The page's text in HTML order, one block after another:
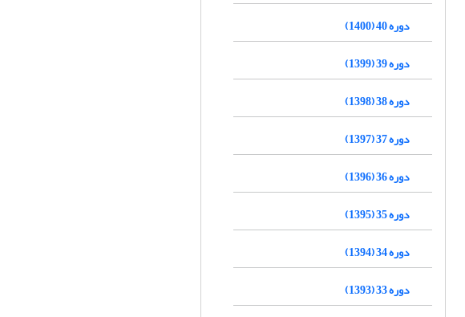
دوره 40 (1400)
دوره 39 (1399)
دوره 38 (1398)
دوره 37 (1397)
دوره 36 (1396)
دوره 35 (1395)
دوره 34 (1394)
دوره 33 (1393)